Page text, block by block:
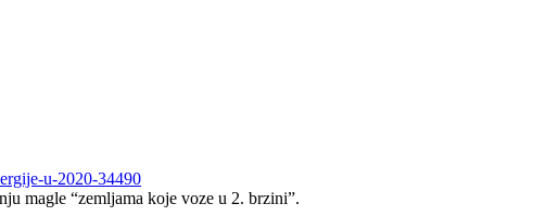
u-2020-34490
magle “zemljama koje voze u 2. brzini”.